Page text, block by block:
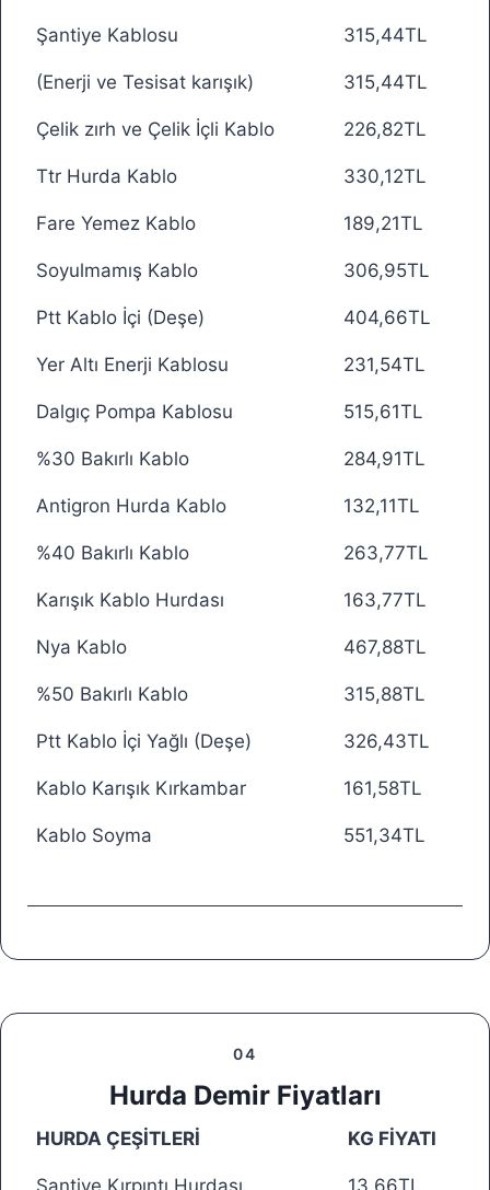
Şantiye Kablosu 315,44TL
(Enerji ve Tesisat karışık) 315,44TL
Çelik zırh ve Çelik İçli Kablo 226,82TL
Ttr Hurda Kablo 330,12TL
Fare Yemez Kablo 189,21TL
Soyulmamış Kablo 306,95TL
Ptt Kablo İçi (Deşe) 404,66TL
Yer Altı Enerji Kablosu 231,54TL
Dalgıç Pompa Kablosu 515,61TL
%30 Bakırlı Kablo 284,91TL
Antigron Hurda Kablo 132,11TL
%40 Bakırlı Kablo 263,77TL
Karışık Kablo Hurdası 163,77TL
Nya Kablo 467,88TL
%50 Bakırlı Kablo 315,88TL
Ptt Kablo İçi Yağlı (Deşe) 326,43TL
Kablo Karışık Kırkambar 161,58TL
Kablo Soyma 551,34TL
04
Hurda Demir Fiyatları
HURDA ÇEŞİTLERİ KG FİYATI